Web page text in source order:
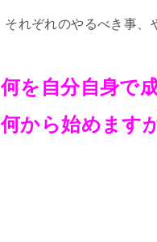
それぞれのやるべき事、
を自分自身で
から始めます